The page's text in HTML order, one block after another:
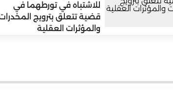
للاشتباه في تورطهما في
قضية تتعلق بترويج
والمؤثرات العقلية